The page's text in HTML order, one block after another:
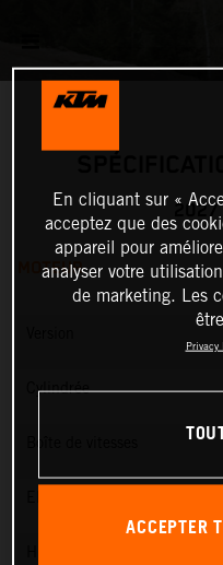
MOTEUR
Cylindrée
En cliquant sur «
acceptez que des
appareil pour
analyser votre
de marketing. Les
Privacy
ACCEPTER